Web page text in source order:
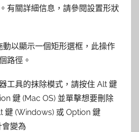
有關詳細信息，請參閱設置形狀
動以顯示一個矩形選框，此操作
路徑。
工具的抹除模式，請按住 Alt 鍵
鍵 (Mac OS) 並單擊想要刪除
鍵 (Windows) 或 Option 鍵
會變為